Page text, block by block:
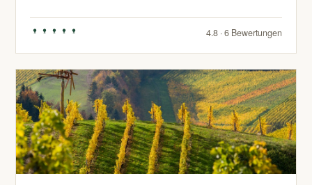
4.8 · 6 Bewertungen